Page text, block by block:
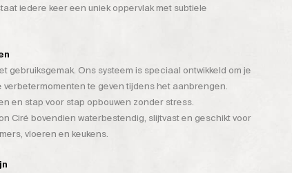
iedere keer een uniek oppervlak met subtiele
gebruiksgemak. Ons systeem is speciaal ontwikkeld om je
te geven tijdens het aanbrengen.
en stap voor stap opbouwen zonder stress.
Ciré bovendien waterbestendig, slijtvast en geschikt voor
vloeren en keukens.